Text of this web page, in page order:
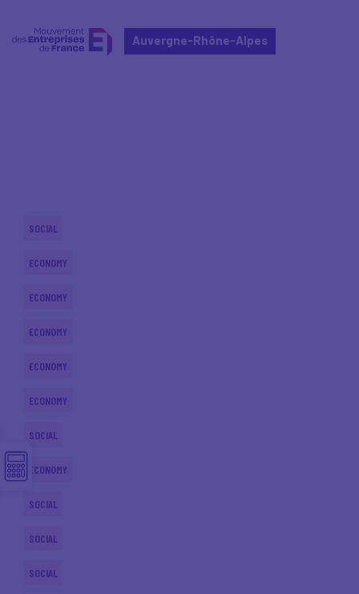
Auvergne-Rhône-Alpes
SOCIAL
ECONOMY
ECONOMY
ECONOMY
ECONOMY
ECONOMY
SOCIAL
ECONOMY
SOCIAL
SOCIAL
SOCIAL